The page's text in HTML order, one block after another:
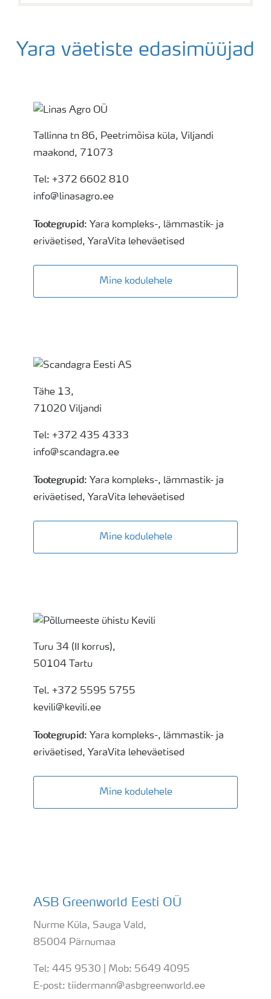
Yara väetiste edasimüüjad
Superspreading-mobile
Tallinna tn 86, Peetrimõisa küla, Viljandi
maakond, 71073
Tel: +372 6602 810
info@linasagro.ee
Tootegrupid: Yara kompleks-, lämmastik- ja
eriväetised, YaraVita leheväetised
Mine kodulehele
Tähe 13,
71020 Viljandi
Tel: +372 435 4333
info@scandagra.ee
Tootegrupid: Yara kompleks-, lämmastik- ja
eriväetised, YaraVita leheväetised
Mine kodulehele
Turu 34 (II korrus),
50104 Tartu
Tel. +372 5595 5755
kevili@kevili.ee
Tootegrupid: Yara kompleks-, lämmastik- ja
eriväetised, YaraVita leheväetised
Mine kodulehele
ASB Greenworld Eesti OÜ
Nurme Küla, Sauga Vald,
85004 Pärnumaa
Tel: 445 9530 | Mob: 5649 4095
E-post: tiidermann@asbgreenworld.ee